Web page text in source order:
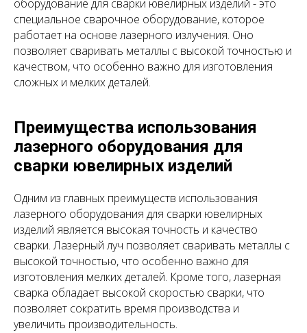
оборудование для сварки ювелирных изделий - это
специальное сварочное оборудование, которое
работает на основе лазерного излучения. Оно
позволяет сваривать металлы с высокой точностью и
качеством, что особенно важно для изготовления
сложных и мелких деталей.
Преимущества использования
лазерного оборудования для
сварки ювелирных изделий
Одним из главных преимуществ использования
лазерного оборудования для сварки ювелирных
изделий является высокая точность и качество
сварки. Лазерный луч позволяет сваривать металлы с
высокой точностью, что особенно важно для
изготовления мелких деталей. Кроме того, лазерная
сварка обладает высокой скоростью сварки, что
позволяет сократить время производства и
увеличить производительность.